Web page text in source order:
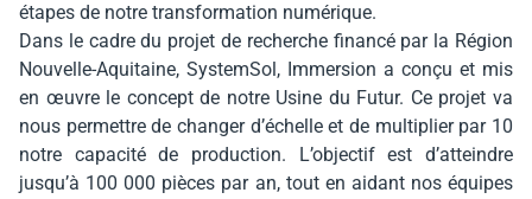
étapes de notre transformation numérique.
Dans le cadre du projet de recherche financé par la Région
Nouvelle-Aquitaine, SystemSol, Immersion a conçu et mis
en œuvre le concept de notre Usine du Futur. Ce projet va
nous permettre de changer d’échelle et de multiplier par 10
notre capacité de production. L’objectif est d’atteindre
jusqu’à 100 000 pièces par an, tout en aidant nos équipes